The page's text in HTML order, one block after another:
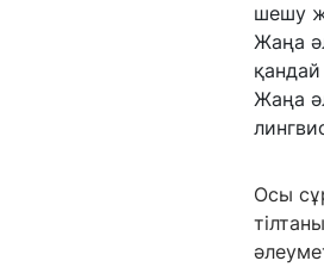
шешу
Жаңа
қандай
Жаңа
Осы